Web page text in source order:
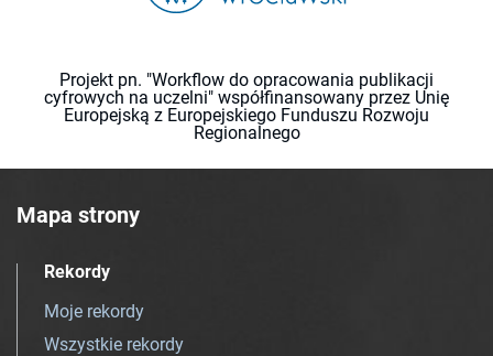
Projekt pn. "Workflow do opracowania publikacji
cyfrowych na uczelni" współfinansowany przez Unię
Europejską z Europejskiego Funduszu Rozwoju
Regionalnego
Mapa strony
Rekordy
Moje rekordy
Wszystkie rekordy